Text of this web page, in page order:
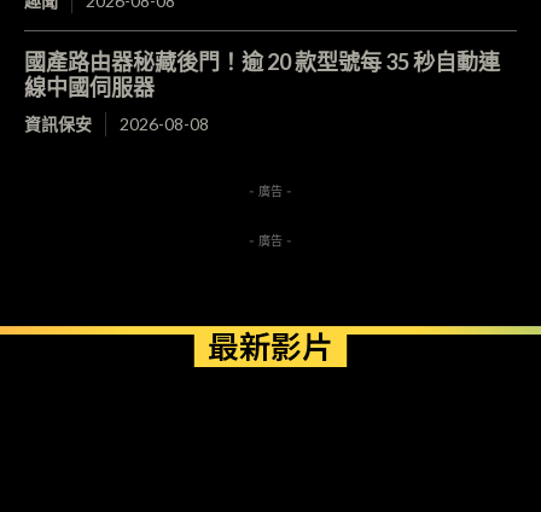
國產路由器秘藏後門！逾 20 款型號每 35 秒自動連
線中國伺服器
資訊保安 2026-08-08
- 廣告 -
- 廣告 -
最新影片